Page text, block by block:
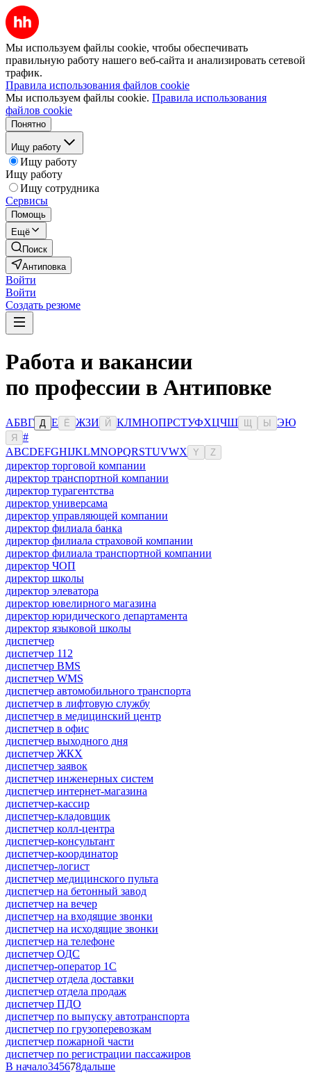
Мы используем файлы cookie, чтобы обеспечивать
правильную работу нашего веб-сайта и анализировать сетевой
трафик.
Правила использования файлов cookie
Мы используем файлы cookie. Правила использования
файлов cookie
Понятно
Ищу работу
Ищу работу
Ищу работу
Ищу сотрудника
Сервисы
Помощь
Ещё
Поиск
Антиповка
Войти
Войти
Создать резюме
Работа и вакансии
по профессии в Антиповке
АБВГ Д Е Ё ЖЗИ Й КЛМНОПРСТУФХЦЧШ Ы ЭЮ
Я
#
ABCDEFGHIJKLMNOPQRSTUVWX Y Z
директор торговой компании
директор транспортной компании
директор турагентства
директор универсама
директор управляющей компании
директор филиала банка
директор филиала страховой компании
директор филиала транспортной компании
директор ЧОП
директор школы
директор элеватора
директор ювелирного магазина
директор юридического департамента
директор языковой школы
диспетчер
диспетчер 112
диспетчер BMS
диспетчер WMS
диспетчер автомобильного транспорта
диспетчер в лифтовую службу
диспетчер в медицинский центр
диспетчер в офис
диспетчер выходного дня
диспетчер ЖКХ
диспетчер заявок
диспетчер инженерных систем
диспетчер интернет-магазина
диспетчер-кассир
диспетчер-кладовщик
диспетчер колл-центра
диспетчер-консультант
диспетчер-координатор
диспетчер-логист
диспетчер медицинского пульта
диспетчер на бетонный завод
диспетчер на вечер
диспетчер на входящие звонки
диспетчер на исходящие звонки
диспетчер на телефоне
диспетчер ОДС
диспетчер-оператор 1С
диспетчер отдела доставки
диспетчер отдела продаж
диспетчер ПДО
диспетчер по выпуску автотранспорта
диспетчер по грузоперевозкам
диспетчер пожарной части
диспетчер по регистрации пассажиров
В начало345678дальше